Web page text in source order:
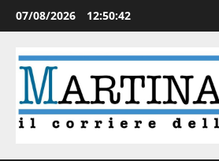
07/08/2026 12:50:43